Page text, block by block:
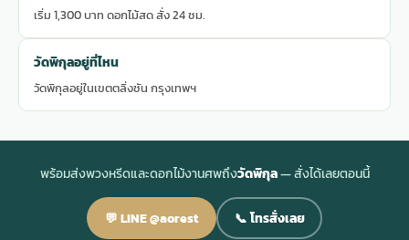
เริ่ม 1,300 บาท ดอกไม้สด สั่ง 24 ชม.
วัดพิกุลอยู่ที่ไหน
วัดพิกุลอยู่ในเขตตลิ่งชัน กรุงเทพฯ
พร้อมส่งพวงหรีดและดอกไม้งานศพถึงวัดพิกุล— สั่งได้เลยตอนนี้
💬 LINE @aorest 📞 โทรสั่งเลย